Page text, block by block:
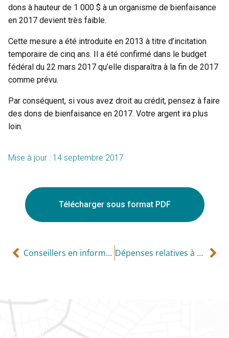
dons à hauteur de 1 000 $ à un organisme de bienfaisance
en 2017 devient très faible.
Cette mesure a été introduite en 2013 à titre d’incitation
temporaire de cinq ans. Il a été confirmé dans le budget
fédéral du 22 mars 2017 qu’elle disparaîtra à la fin de 2017
comme prévu.
Par conséquent, si vous avez droit au crédit, pensez à faire
des dons de bienfaisance en 2017. Votre argent ira plus
loin.
Mise à jour : 14 septembre 2017
Télécharger sous format PDF
Conseillers en informatique Dépenses relatives à un congrès
Gatineau